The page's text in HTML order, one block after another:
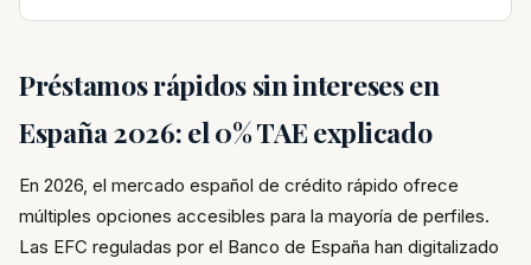
Préstamos rápidos sin intereses en
España 2026: el 0% TAE explicado
En 2026, el mercado español de crédito rápido ofrece
múltiples opciones accesibles para la mayoría de perfiles.
Las EFC reguladas por el Banco de España han digitalizado